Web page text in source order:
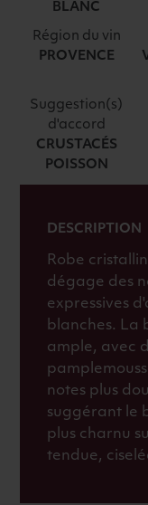
BLANC
Région du vin
PROVENCE
Suggestion(s)
d'accord
CRUSTACÉS
POISSON
DESCRIPTION
Robe
dégage des
expressives
blanches. La
ample, avec
notes plus
suggérant le
plus charnu
tendue,